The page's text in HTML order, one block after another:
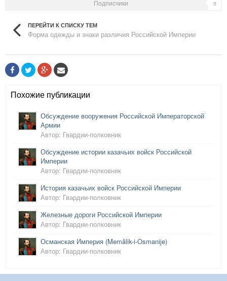
Подписчики 0
ПЕРЕЙТИ К СПИСКУ ТЕМ
Форма одежды и знаки различия Российской Империи
Похожие публикации
Обсуждение вооружения Российской Императорской
Армии
Автор: Гвардии-полковник
Обсуждение истории казачьих войск Российской
Империи
Автор: Гвардии-полковник
История казачьих войск Российской Империи
Автор: Гвардии-полковник
Железные дороги Российской Империи
Автор: Гвардии-полковник
Османская Империя (Memâlik-i-Osmanije)
Автор: Гвардии-полковник